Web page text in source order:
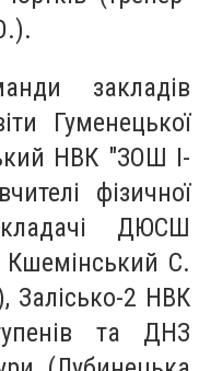
закладів
Гуменецької
НВК "ЗОШ І-
фізичної
ДЮСШ
С.
Залісько-2 НВК
та ДНЗ